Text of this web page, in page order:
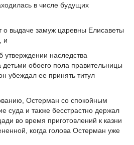
в числе будущих
о выдаче замуж царевны Елисаветы
и
утверждении наследства
детьми обоего пола правительницы
он убеждал ее принять титул
Остерман со спокойным
суда и также бесстрастно держал
во время приготовлений к казни
когда голова Остерман уже